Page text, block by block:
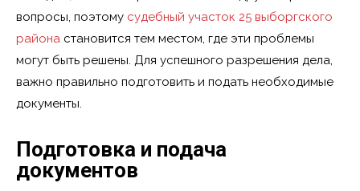
вопросы, поэтому судебный участок 25 выборгского
района становится тем местом, где эти проблемы
могут быть решены. Для успешного разрешения дела,
важно правильно подготовить и подать необходимые
документы.
Подготовка и подача
документов